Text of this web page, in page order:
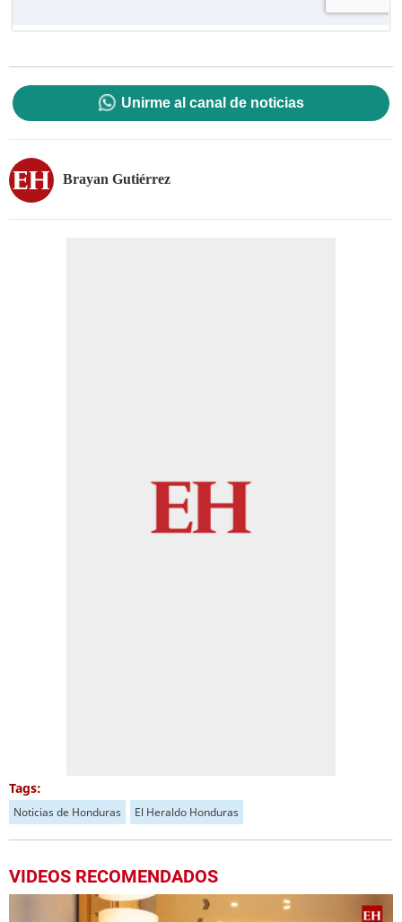
Unirme al canal de noticias
Brayan Gutiérrez
Tags:
Noticias de Honduras El Heraldo Honduras
VIDEOS RECOMENDADOS